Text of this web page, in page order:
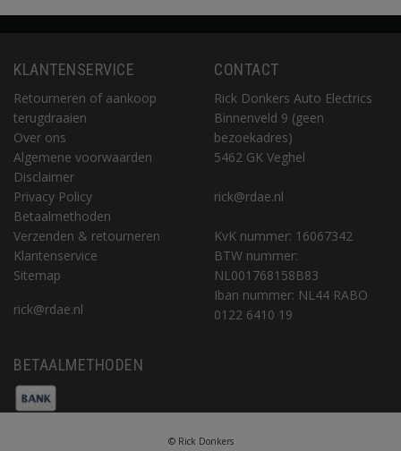
KLANTENSERVICE
Retourneren of aankoop
terugdraaien
Over ons
Algemene voorwaarden
Disclaimer
Privacy Policy
Betaalmethoden
Verzenden & retourneren
Klantenservice
Sitemap
rick@rdae.nl
CONTACT
Rick Donkers Auto Electrics
Binnenveld 9 (geen
bezoekadres)
5462 GK Veghel
rick@rdae.nl
KvK nummer: 16067342
BTW nummer:
NL001768158B83
Iban nummer: NL44 RABO
0122 6410 19
BETAALMETHODEN
© Rick Donkers